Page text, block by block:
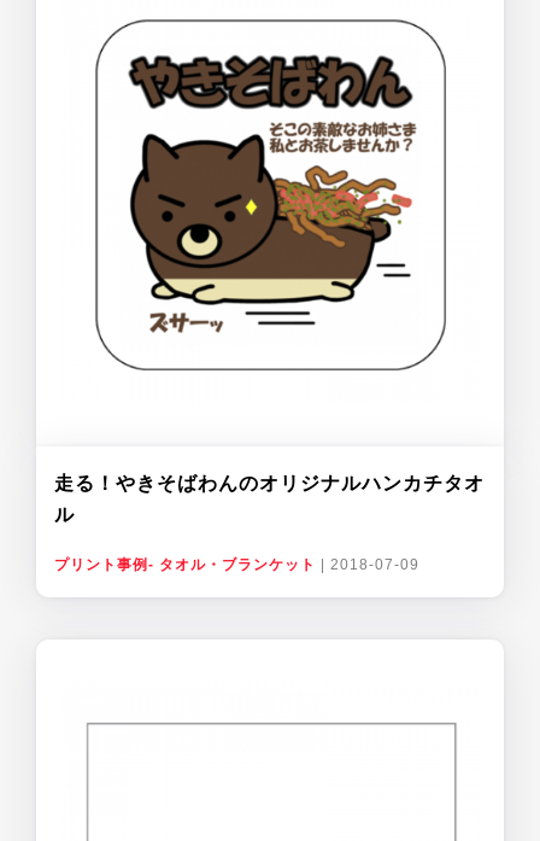
走る！やきそばわんのオリジナルハンカチタオ
ル
プリント事例- タオル・ブランケット 2018-07-09